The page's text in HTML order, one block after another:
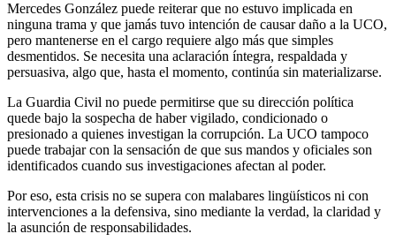
Mercedes González puede reiterar que no estuvo implicada en
ninguna trama y que jamás tuvo intención de causar daño a la UCO,
pero mantenerse en el cargo requiere algo más que simples
desmentidos. Se necesita una aclaración íntegra, respaldada y
persuasiva, algo que, hasta el momento, continúa sin materializarse.
La Guardia Civil no puede permitirse que su dirección política
quede bajo la sospecha de haber vigilado, condicionado o
presionado a quienes investigan la corrupción. La UCO tampoco
puede trabajar con la sensación de que sus mandos y oficiales son
identificados cuando sus investigaciones afectan al poder.
Por eso, esta crisis no se supera con malabares lingüísticos ni con
intervenciones a la defensiva, sino mediante la verdad, la claridad y
la asunción de responsabilidades.